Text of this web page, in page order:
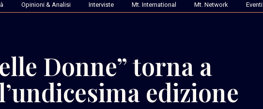
Opinioni & Analisi Interviste Mt. International Mt. Network Eventi
Donne” torna a
edizione